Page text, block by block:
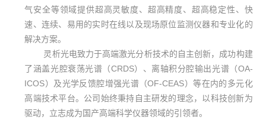
气安全等领域提供超高灵敏度、超高精度、超高稳定性、快
速、连续、易用的实时在线以及现场原位监测仪器和专业化的
解决方案。
灵析光电致力于高端激光分析技术的自主创新，成功构建
了涵盖光腔衰荡光谱（CRDS）、离轴积分腔输出光谱（OA-
ICOS）及光学反馈腔增强光谱（OF-CEAS）等在内的多元化
高端技术平台。公司始终秉持自主研发的理念，以科技创新为
驱动，立志成为国产高端科学仪器领域的引领者。